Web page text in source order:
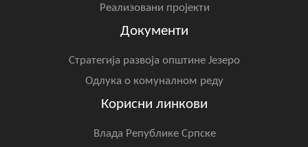
Реализовани пројекти
Документи
Стратегија развоја општине Језеро
Одлука о комуналном реду
Корисни линкови
Влада Републике Српске